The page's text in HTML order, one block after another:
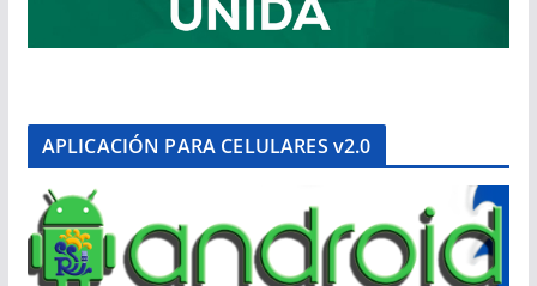
APLICACIÓN PARA CELULARES v2.0